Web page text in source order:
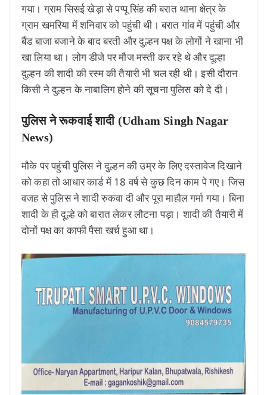
गया। ग्राम सिसई खेड़ा से पप्पू सिंह की बरात थाना क्षेत्र के
ग्राम खमरिया में शनिवार को पहुंची थी। बरात गांव में पहुंची और
बैंड बाजा बजाने के बाद बरती और दुल्हन पक्ष के लोगों ने खाना भी
खा लिया था। लोग डीजे पर मौज मस्ती कर रहे थे और दूल्हा
दुल्हन की शादी की रस्म की तैयारी भी चल रही थी। इसी दौरान
किसी ने दुल्हन के नाबालिग होने की सूचना पुलिस को दे दी।
पुलिस ने रूकवाई शादी (Udham Singh Nagar
News)
मौके पर पहुंची पुलिस ने दुल्हन की उम्र के लिए दस्तावेज दिखाने
को कहा तो आधार कार्ड में 18 वर्ष से कुछ दिन काम पे गए। जिस
वजह से पुलिस ने शादी रुकवा दी और पूरा माहौल गर्मा गया। बिना
शादी के ही दूल्हे को बारात लेकर लौटना पड़ा। शादी की तैयारी में
दोनों पक्ष का काफी पैसा खर्च हुआ था।